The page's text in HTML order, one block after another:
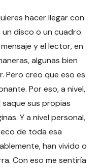
hacer llegar con
disco o un cuadro.
y el lector, en
algunas bien
Pero creo que eso es
Por eso, a nivel,
sus propias
Y a nivel personal,
de toda esa
han vivido o
Con eso me sentiría